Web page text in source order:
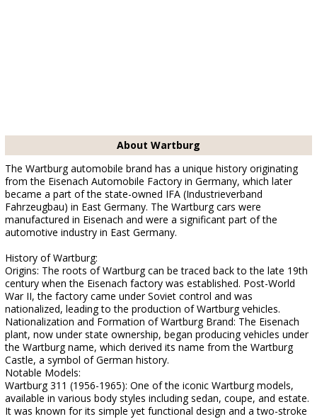
About Wartburg
The Wartburg automobile brand has a unique history originating
from the Eisenach Automobile Factory in Germany, which later
became a part of the state-owned IFA (Industrieverband
Fahrzeugbau) in East Germany. The Wartburg cars were
manufactured in Eisenach and were a significant part of the
automotive industry in East Germany.
History of Wartburg:
Origins: The roots of Wartburg can be traced back to the late 19th
century when the Eisenach factory was established. Post-World
War II, the factory came under Soviet control and was
nationalized, leading to the production of Wartburg vehicles.
Nationalization and Formation of Wartburg Brand: The Eisenach
plant, now under state ownership, began producing vehicles under
the Wartburg name, which derived its name from the Wartburg
Castle, a symbol of German history.
Notable Models:
Wartburg 311 (1956-1965): One of the iconic Wartburg models,
available in various body styles including sedan, coupe, and estate.
It was known for its simple yet functional design and a two-stroke